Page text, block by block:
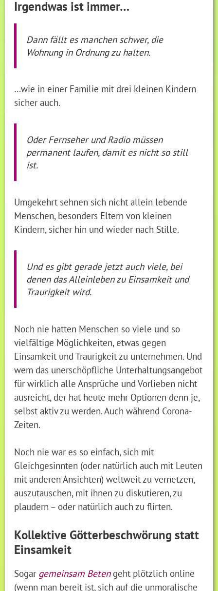
Irgendwas ist immer…
Dann fällt es manchen schwer, die
Wohnung in Ordnung zu halten.
…wie in einer Familie mit drei kleinen Kindern
sicher auch.
Oder Fernseher und Radio müssen
permanent laufen, damit es nicht so still
ist.
Umgekehrt sehnen sich nicht allein lebende
Menschen, besonders Eltern von kleinen
Kindern, sicher hin und wieder nach Stille.
Und es gibt gerade jetzt auch viele, bei
denen das Alleinleben zu Einsamkeit und
Traurigkeit wird.
Noch nie hatten Menschen so viele und so
vielfältige Möglichkeiten, etwas gegen
Einsamkeit und Traurigkeit zu unternehmen. Und
wem das unerschöpfliche Unterhaltungsangebot
für wirklich alle Ansprüche und Vorlieben nicht
ausreicht, der hat heute mehr Optionen denn je,
selbst aktiv zu werden. Auch während Corona-
Zeiten.
Noch nie war es so einfach, sich mit
Gleichgesinnten (oder natürlich auch mit Leuten
mit anderen Ansichten) weltweit zu vernetzen,
auszutauschen, mit ihnen zu diskutieren, zu
plaudern – oder natürlich auch zu flirten.
Kollektive Götterbeschwörung statt
Einsamkeit
Sogar gemeinsam Betengeht plötzlich online
(wenn man bereit ist, sich auf die unmoralische